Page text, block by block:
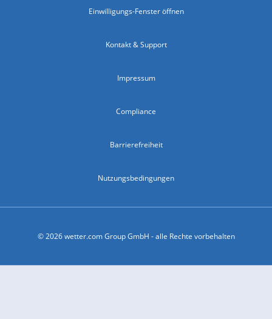
Einwilligungs-Fenster öffnen
Kontakt & Support
Impressum
Compliance
Barrierefreiheit
Nutzungsbedingungen
© 2026 wetter.com Group GmbH - alle Rechte vorbehalten